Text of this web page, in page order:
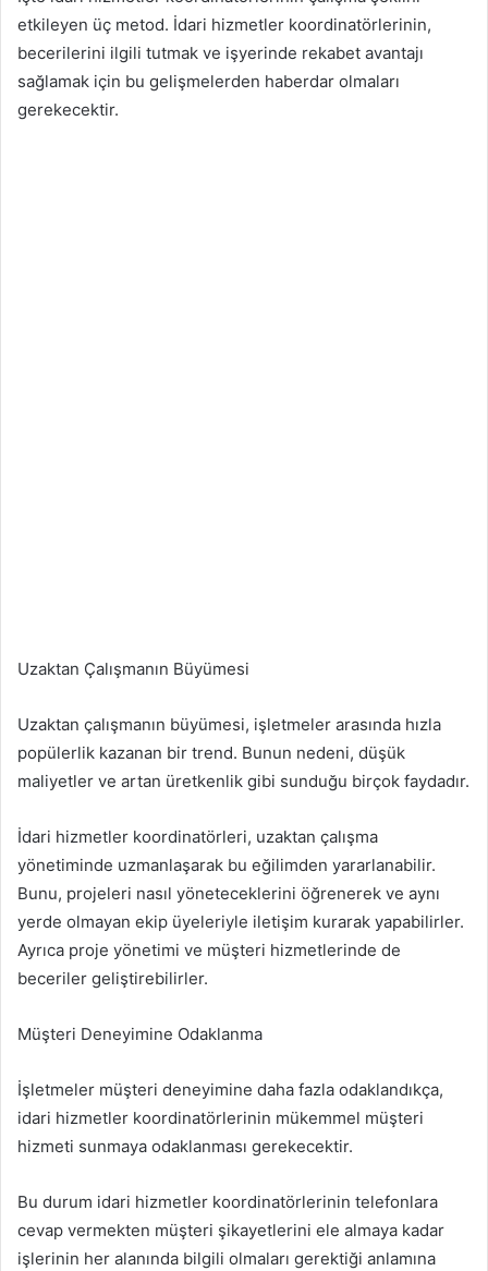
etkileyen üç metod. İdari hizmetler koordinatörlerinin,
becerilerini ilgili tutmak ve işyerinde rekabet avantajı
sağlamak için bu gelişmelerden haberdar olmaları
gerekecektir.
Uzaktan Çalışmanın Büyümesi
Uzaktan çalışmanın büyümesi, işletmeler arasında hızla
popülerlik kazanan bir trend. Bunun nedeni, düşük
maliyetler ve artan üretkenlik gibi sunduğu birçok faydadır.
İdari hizmetler koordinatörleri, uzaktan çalışma
yönetiminde uzmanlaşarak bu eğilimden yararlanabilir.
Bunu, projeleri nasıl yöneteceklerini öğrenerek ve aynı
yerde olmayan ekip üyeleriyle iletişim kurarak yapabilirler.
Ayrıca proje yönetimi ve müşteri hizmetlerinde de
beceriler geliştirebilirler.
Müşteri Deneyimine Odaklanma
İşletmeler müşteri deneyimine daha fazla odaklandıkça,
idari hizmetler koordinatörlerinin mükemmel müşteri
hizmeti sunmaya odaklanması gerekecektir.
Bu durum idari hizmetler koordinatörlerinin telefonlara
cevap vermekten müşteri şikayetlerini ele almaya kadar
işlerinin her alanında bilgili olmaları gerektiği anlamına